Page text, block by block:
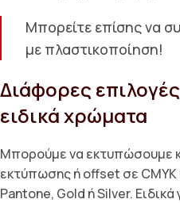
Μπορείτε επίσης να
με πλαστικοποίηση!
Διάφορες
ειδικά χρώματα
Μπορούμε να εκτυπώσουμε
εκτύπωσης ή offset σε
Pantone, Gold ή Silver.